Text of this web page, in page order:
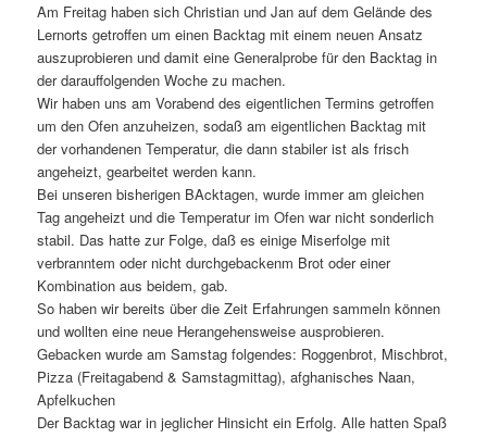
Am Freitag haben sich Christian und Jan auf dem Gelände des
Lernorts getroffen um einen Backtag mit einem neuen Ansatz
auszuprobieren und damit eine Generalprobe für den Backtag in
der darauffolgenden Woche zu machen.
Wir haben uns am Vorabend des eigentlichen Termins getroffen
um den Ofen anzuheizen, sodaß am eigentlichen Backtag mit
der vorhandenen Temperatur, die dann stabiler ist als frisch
angeheizt, gearbeitet werden kann.
Bei unseren bisherigen BAcktagen, wurde immer am gleichen
Tag angeheizt und die Temperatur im Ofen war nicht sonderlich
stabil. Das hatte zur Folge, daß es einige Miserfolge mit
verbranntem oder nicht durchgebackenm Brot oder einer
Kombination aus beidem, gab.
So haben wir bereits über die Zeit Erfahrungen sammeln können
und wollten eine neue Herangehensweise ausprobieren.
Gebacken wurde am Samstag folgendes: Roggenbrot, Mischbrot,
Pizza (Freitagabend & Samstagmittag), afghanisches Naan,
Apfelkuchen
Der Backtag war in jeglicher Hinsicht ein Erfolg. Alle hatten Spaß